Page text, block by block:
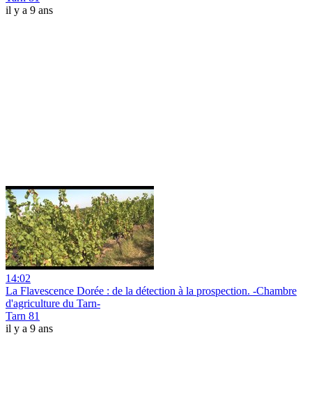
il y a 9 ans
14:02
La Flavescence Dorée : de la détection à la prospection. -Chambre
d'agriculture du Tarn-
Tarn 81
il y a 9 ans